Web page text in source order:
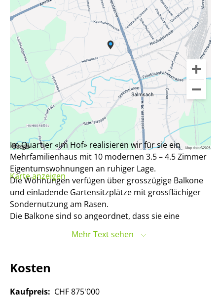
Karte anzeigen
Im Quartier «Im Hof» realisieren wir für sie ein
Mehrfamilienhaus mit 10 modernen 3.5 – 4.5 Zimmer
Eigentumswohnungen an ruhiger Lage.
Die Wohnungen verfügen über grosszügige Balkone
und einladende Gartensitzplätze mit grossflächiger
Sondernutzung am Rasen.
Die Balkone sind so angeordnet, dass sie eine
eine gemeinsame Tiefgarage mit genügend
präsentiert sich zeitlos modern mit einem attraktiven
Wohnungsmix, welcher für die Wohnansprüche
unterschiedlicher Generationen die passenden
Mehr Text sehen
Kosten
Kaufpreis: CHF 875'000